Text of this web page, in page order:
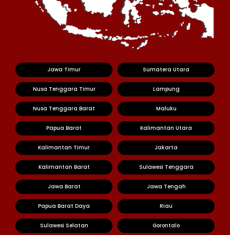
Jawa Timur Sumatera Utara
Nusa Tenggara Timur Lampung
Nusa Tenggara Barat Maluku
Papua Barat Kalimantan Utara
Kalimantan Timur Jakarta
Kalimantan Barat Sulawesi Tenggara
Jawa Barat Jawa Tengah
Papua Barat Daya Riau
Sulawesi Selatan Gorontalo